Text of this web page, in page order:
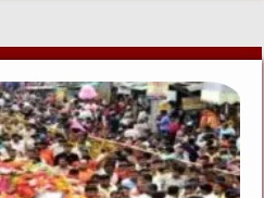
e
n
g
er
s
A
p
p